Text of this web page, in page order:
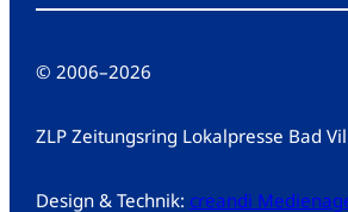
© 2006–2026
ZLP Zeitungsring Lokalpresse Bad
Design & Technik: creandi